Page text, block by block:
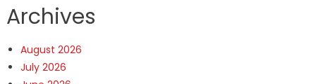
Archives
August 2026
July 2026